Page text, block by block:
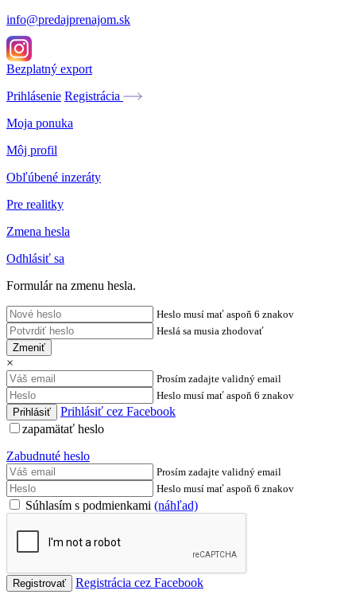
info@predajprenajom.sk
Bezplatný export
Prihlásenie Registrácia
Moja ponuka
Môj profil
Obľúbené inzeráty
Pre realitky
Zmena hesla
Odhlásiť sa
Formulár na zmenu hesla.
Heslo musí mať aspoň 6 znakov
Heslá sa musia zhodovať
Zmeniť
×
Prosím zadajte validný email
Heslo musí mať aspoň 6 znakov
Prihlásiť cez Facebook
zapamätať heslo
Zabudnuté heslo
Prosím zadajte validný email
Heslo musí mať aspoň 6 znakov
Súhlasím s podmienkami (náhľad)
Registrácia cez Facebook